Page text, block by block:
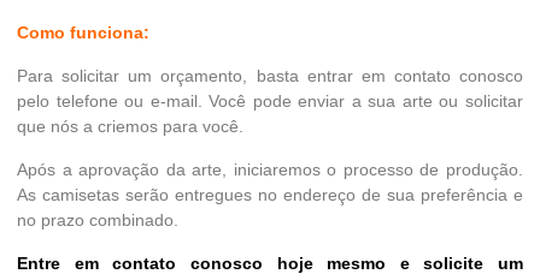
Como funciona:
Para solicitar um orçamento, basta entrar em contato conosco
pelo telefone ou e-mail. Você pode enviar a sua arte ou solicitar
que nós a criemos para você.
Após a aprovação da arte, iniciaremos o processo de produção.
As camisetas serão entregues no endereço de sua preferência e
no prazo combinado.
Entre em contato conosco hoje mesmo e solicite um